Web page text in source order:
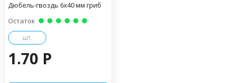
Дюбель-гвоздь 6х40 мм гриб
Остаток
шт.
1.70 P